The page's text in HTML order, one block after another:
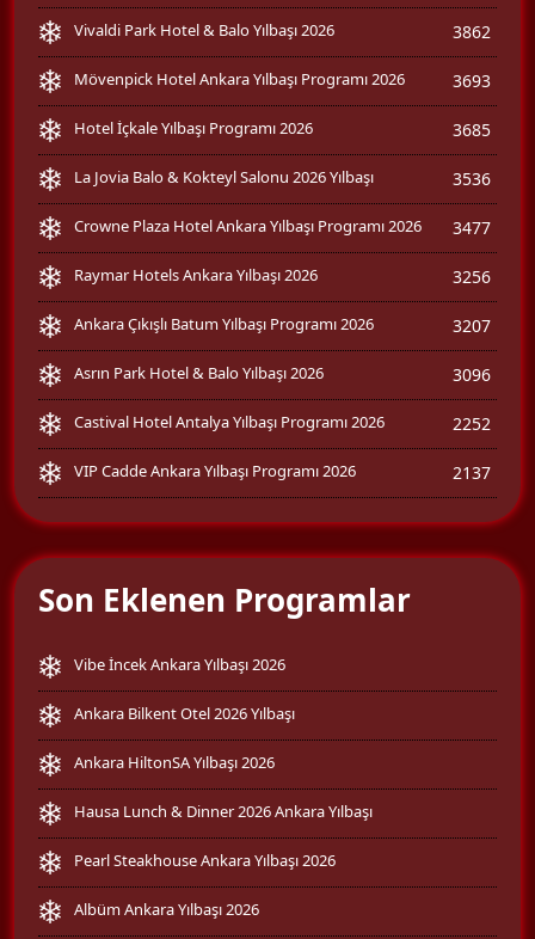
Vivaldi Park Hotel & Balo Yılbaşı 2026 3862
Mövenpick Hotel Ankara Yılbaşı Programı 2026 3693
Hotel İçkale Yılbaşı Programı 2026 3685
La Jovia Balo & Kokteyl Salonu 2026 Yılbaşı 3536
Crowne Plaza Hotel Ankara Yılbaşı Programı 2026 3477
Raymar Hotels Ankara Yılbaşı 2026 3256
Ankara Çıkışlı Batum Yılbaşı Programı 2026 3207
Asrın Park Hotel & Balo Yılbaşı 2026 3096
Castival Hotel Antalya Yılbaşı Programı 2026 2252
VIP Cadde Ankara Yılbaşı Programı 2026 2137
Son Eklenen Programlar
Vibe İncek Ankara Yılbaşı 2026
Ankara Bilkent Otel 2026 Yılbaşı
Ankara HiltonSA Yılbaşı 2026
Hausa Lunch & Dinner 2026 Ankara Yılbaşı
Pearl Steakhouse Ankara Yılbaşı 2026
Albüm Ankara Yılbaşı 2026